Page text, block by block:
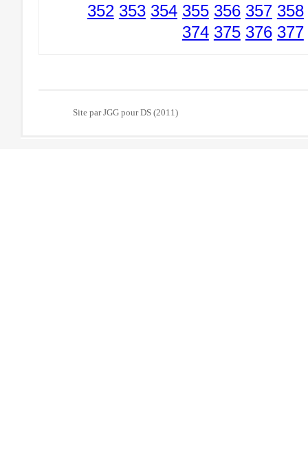
352 353 354 355 356 357 358
374 375 376 377
Site par JGG pour DS (2011)